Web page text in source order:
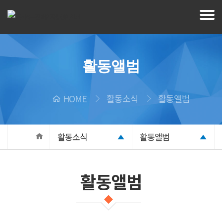
활동앨범
HOME 활동소식 활동앨범
활동소식 활동앨범
활동앨범